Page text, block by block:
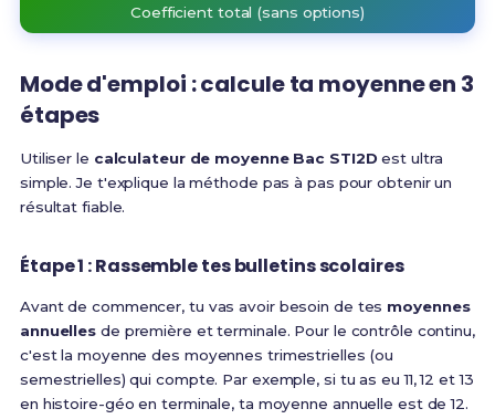
Coefficient total (sans options)
Mode d'emploi : calcule ta moyenne en 3
étapes
Utiliser le calculateur de moyenne Bac STI2D est ultra
simple. Je t'explique la méthode pas à pas pour obtenir un
résultat fiable.
Étape 1 : Rassemble tes bulletins scolaires
Avant de commencer, tu vas avoir besoin de tes moyennes
annuelles de première et terminale. Pour le contrôle continu,
c'est la moyenne des moyennes trimestrielles (ou
semestrielles) qui compte. Par exemple, si tu as eu 11, 12 et 13
en histoire-géo en terminale, ta moyenne annuelle est de 12.